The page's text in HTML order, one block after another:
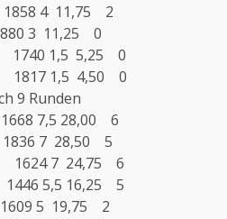
4 11,75 2
3 11,25 0
1740 1,5 5,25 0
1817 1,5 4,50 0
9 Runden
7,5 28,00 6
7 28,50 5
1624 7 24,75 6
5,5 16,25 5
5 19,75 2